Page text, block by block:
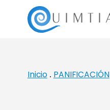
Inicio
PANIFICACIÓN